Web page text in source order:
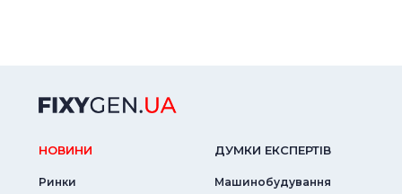
НОВИНИ
Ринки
ДУМКИ ЕКСПЕРТIВ
Машинобудування